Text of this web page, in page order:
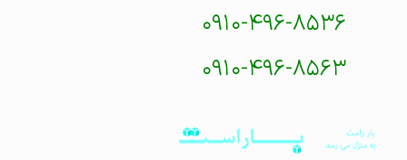
۰۹۱۰-۴۹۶-۸۵۳۶
۰۹۱۰-۴۹۶-۸۵۶۳